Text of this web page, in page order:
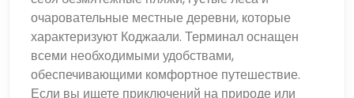
очаровательные местные деревни, которые
характеризуют Коджаали. Терминал оснащен
всеми необходимыми удобствами,
обеспечивающими комфортное путешествие.
Если вы ищете приключений на природе или